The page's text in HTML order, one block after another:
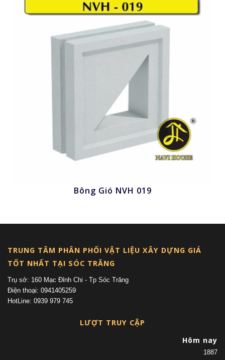
Nhấn để xem
Bông Gió NVH 019
TRUNG TÂM PHÂN PHỐI VẬT LIỆU XÂY DỰNG GIÁ
TỐT NHẤT TẠI SÓC TRĂNG
Trụ sở: 160 Mạc Đỉnh Chi - Tp Sóc Trăng
Điện thoại: 0941405259
HotLine: 0939 979 745
LƯỢT TRUY CẬP
Hôm nay
1887